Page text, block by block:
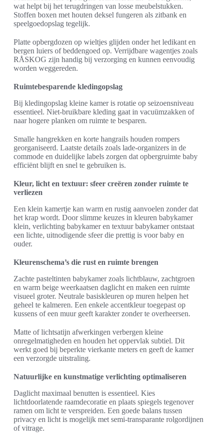
wat helpt bij het terugdringen van losse meubelstukken.
Stoffen boxen met houten deksel fungeren als zitbank en
speelgoedopslag tegelijk.
Platte opbergdozen op wieltjes glijden onder het ledikant en
bergen luiers of beddengoed op. Verrijdbare wagentjes zoals
RÅSKOG zijn handig bij verzorging en kunnen eenvoudig
worden weggereden.
Ruimtebesparende kledingopslag
Bij kledingopslag kleine kamer is rotatie op seizoensniveau
essentieel. Niet-bruikbare kleding gaat in vacuümzakken of
naar hogere planken om ruimte te besparen.
Smalle hangrekken en korte hangrails houden rompers
georganiseerd. Laatste details zoals lade-organizers in de
commode en duidelijke labels zorgen dat opbergruimte baby
efficiënt blijft en snel te gebruiken is.
Kleur, licht en textuur: sfeer creëren zonder ruimte te
verliezen
Een klein kamertje kan warm en rustig aanvoelen zonder dat
het krap wordt. Door slimme keuzes in kleuren babykamer
klein, verlichting babykamer en textuur babykamer ontstaat
een lichte, uitnodigende sfeer die prettig is voor baby en
ouder.
Kleurenschema’s die rust en ruimte brengen
Zachte pasteltinten babykamer zoals lichtblauw, zachtgroen
en warm beige weerkaatsen daglicht en maken een ruimte
visueel groter. Neutrale basiskleuren op muren helpen het
geheel te kalmeren. Een enkele accentkleur toegepast op
kussens of een muur geeft karakter zonder te overheersen.
Matte of lichtsatijn afwerkingen verbergen kleine
onregelmatigheden en houden het oppervlak subtiel. Dit
werkt goed bij beperkte vierkante meters en geeft de kamer
een verzorgde uitstraling.
Natuurlijke en kunstmatige verlichting optimaliseren
Daglicht maximaal benutten is essentieel. Kies
lichtdoorlatende raamdecoratie en plaats spiegels tegenover
ramen om licht te verspreiden. Een goede balans tussen
privacy en licht is mogelijk met semi-transparante rolgordijnen
of vitrage.